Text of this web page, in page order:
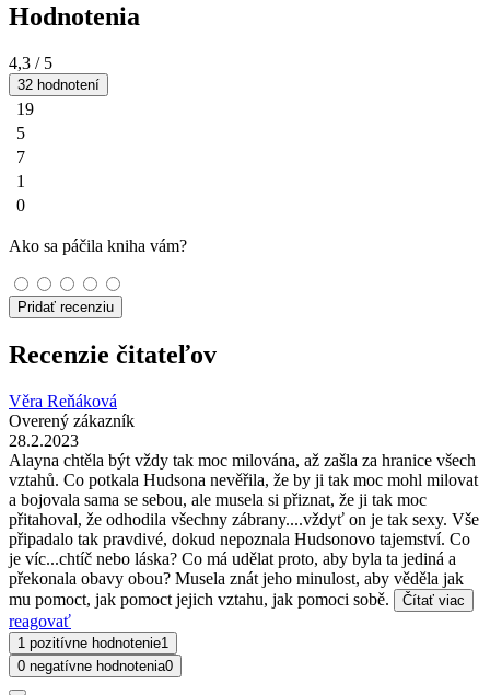
Hodnotenia
4,3 / 5
32 hodnotení
19
5
7
1
0
Ako sa páčila kniha vám?
Pridať recenziu
Recenzie čitateľov
Věra Reňáková
Overený zákazník
28.2.2023
Alayna chtěla být vždy tak moc milována, až zašla za hranice všech
vztahů. Co potkala Hudsona nevěřila, že by ji tak moc mohl milovat
a bojovala sama se sebou, ale musela si přiznat, že ji tak moc
přitahoval, že odhodila všechny zábrany....vždyť on je tak sexy. Vše
připadalo tak pravdivé, dokud nepoznala Hudsonovo tajemství. Co
je víc...chtíč nebo láska? Co má udělat proto, aby byla ta jediná a
překonala obavy obou? Musela znát jeho minulost, aby věděla jak
mu pomoct, jak pomoct jejich vztahu, jak pomoci sobě.
Čítať viac
reagovať
1 pozitívne hodnotenie1
0 negatívne hodnotenia0